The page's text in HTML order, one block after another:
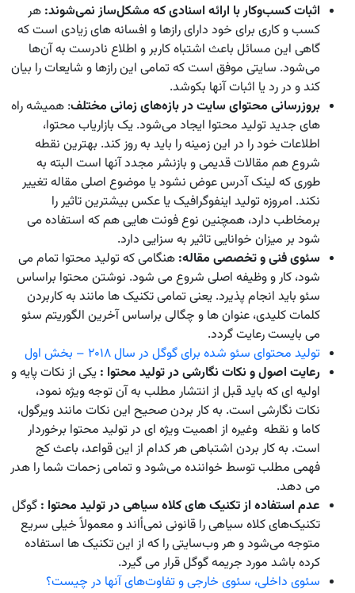
اثبات کسب‌وکار با ارائه اسنادی که مشکل‌ساز نمی‌شوند: هر
کسب و کاری برای خود دارای رازها و افسانه های زیادی است که
گاهی این مسائل باعث اشتباه کاربر و اطلاع نادرست به آن‌ها
می‌شود. سایتی موفق است که تمامی این رازها و شایعات را بیان
کند و در رد یا اثبات آنها بکوشد.
بروزرسانی محتوای سایت در بازه‌های زمانی مختلف: همیشه راه
های جدید تولید محتوا ایجاد می‌شود. یک بازاریاب محتوا،
اطلاعات خود را در این زمینه را باید به روز کند. بهترین نقطه
شروع هم مقالات قدیمی و بازنشر مجدد آنها است البته به
طوری که لینک آدرس عوض نشود یا موضوع اصلی مقاله تغییر
نکند. امروزه تولید اینفوگرافیک یا عکس بیشترین تاثیر را
برمخاطب دارد، همچنین نوع فونت هایی هم که استفاده می
شود بر میزان خوانایی تاثیر به سزایی دارد.
سئوی فنی و تخصصی مقاله: هنگامی که تولید محتوا تمام می
شود، کار و وظیفه اصلی شروع می شود. نوشتن محتوا براساس
سئو باید انجام پذیرد. یعنی تمامی تکنیک ها مانند به کاربردن
کلمات کلیدی، عنوان ها و چگالی براساس آخرین الگوریتم سئو
می بایست رعایت گردد.
تولید محتوای سئو شده برای گوگل در سال ۲۰۱۸ – بخش اول
رعایت اصول و نکات نگارشی در تولید محتوا : یکی از نکات پایه و
اولیه ای که باید قبل از انتشار مطلب به آن توجه ویژه نمود،
نکات نگارشی است. به کار بردن صحیح این نکات مانند ویرگول،
کاما و نقطه وغیره از اهمیت ویژه ای در تولید محتوا برخوردار
است. به کار بردن اشتباهی هر کدام از این قواعد، باعث کج
فهمی مطلب توسط خواننده می‌شود و تمامی زحمات شما را هدر
می دهد.
عدم استفاده از تکنیک های کلاه سیاهی در تولید محتوا : گوگل
تکنیک‌های کلاه سیاهی را قانونی نمی‌أاند و معمولاً خیلی سریع
متوجه می‌شود و هر وب‌سایتی را که از این تکنیک ها استفاده
کرده باشد مورد جریمه گوگل قرار می گیرد.
سئوی داخلی، سئوی خارجی و تفاوت‌های آنها در چیست؟